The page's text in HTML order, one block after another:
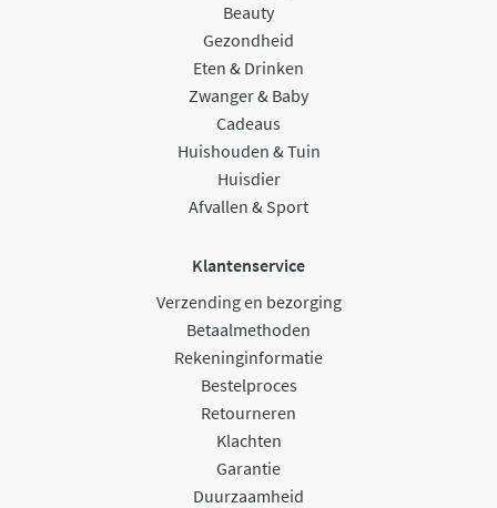
Beauty
Gezondheid
Eten & Drinken
Zwanger & Baby
Cadeaus
Huishouden & Tuin
Huisdier
Afvallen & Sport
Klantenservice
Verzending en bezorging
Betaalmethoden
Rekeninginformatie
Bestelproces
Retourneren
Klachten
Garantie
Duurzaamheid